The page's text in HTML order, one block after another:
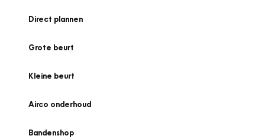
Direct plannen
Grote beurt
Kleine beurt
Airco onderhoud
Bandenshop